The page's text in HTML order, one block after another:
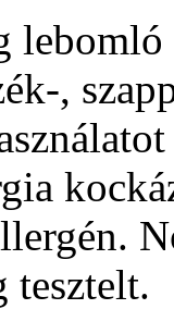
,
tesztelt.